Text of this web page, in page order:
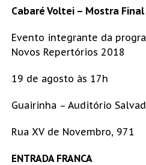
Cabaré Voltei – Mostra
Evento integrante da
Novos Repertórios 2018
19 de agosto às 17h
Guairinha – Auditório
Rua XV de Novembro, 971
ENTRADA FRANCA